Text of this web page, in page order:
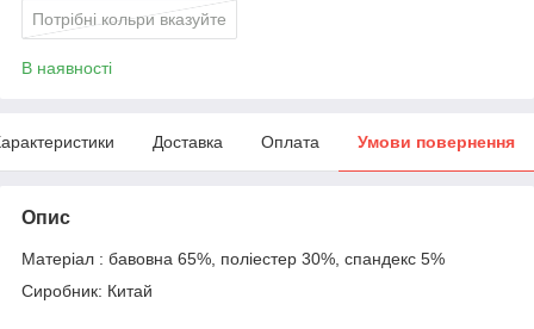
Потрібні кольри вказуйте
В наявності
Доставка Оплата Умови повернення
Опис
Матеріал : бавовна 65%, поліестер 30%, спандекс 5%
Сиробник: Китай